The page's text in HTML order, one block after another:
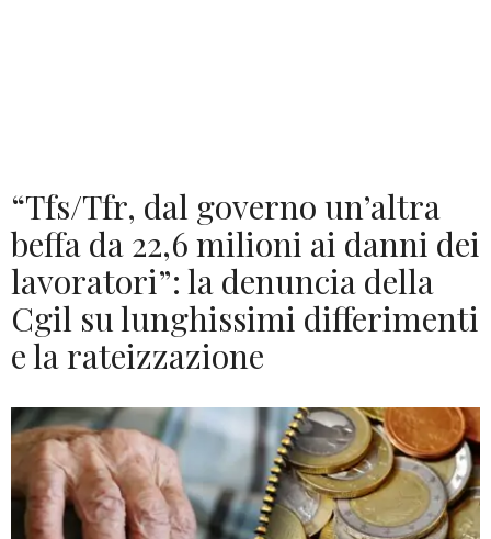
“Tfs/Tfr, dal governo un’altra
beffa da 22,6 milioni ai danni dei
lavoratori”: la denuncia della
Cgil su lunghissimi differimenti
e la rateizzazione